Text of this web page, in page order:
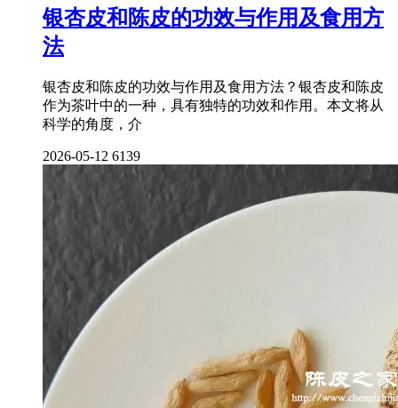
银杏皮和陈皮的功效与作用及食用方
法
银杏皮和陈皮的功效与作用及食用方法？银杏皮和陈皮
作为茶叶中的一种，具有独特的功效和作用。本文将从
科学的角度，介
2026-05-12 6139